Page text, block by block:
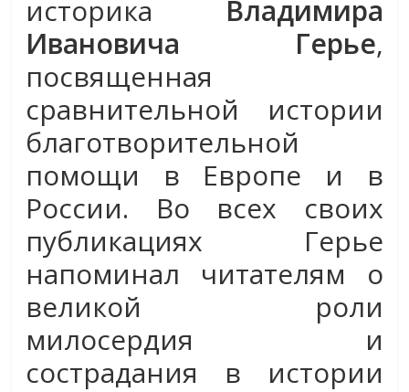
историка Владимира
Ивановича Герье,
посвященная
сравнительной истории
благотворительной
помощи в Европе и в
России. Во всех своих
публикациях Герье
напоминал читателям о
великой роли
милосердия и
сострадания в истории